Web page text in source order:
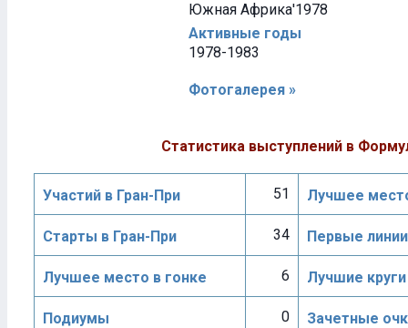
Южная Африка'1978
Активные годы
1978-1983
Фотогалерея »
Статистика выступлений в
Участий в Гран-При 51 Лучшее
Старты в Гран-При 34 Первые линии
Лучшее место в гонке 6 Лучшие круги
Подиумы 0 Зачетные